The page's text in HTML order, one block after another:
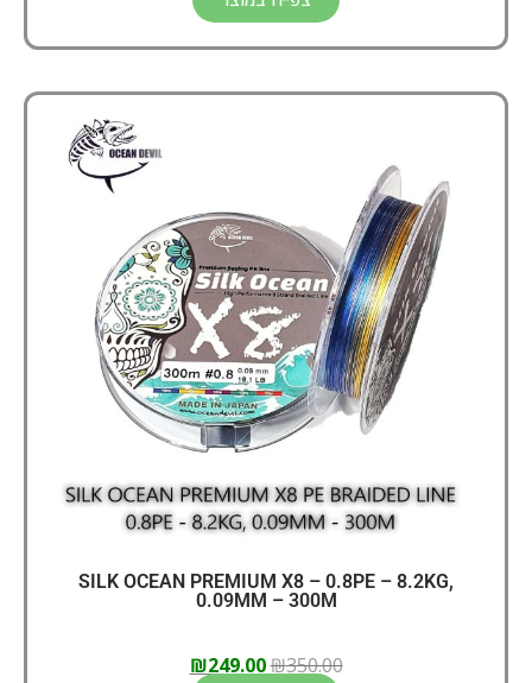
SILK OCEAN PREMIUM X8 – 0.8PE – 8.2KG,
0.09MM – 300M
₪350.00
₪249.00